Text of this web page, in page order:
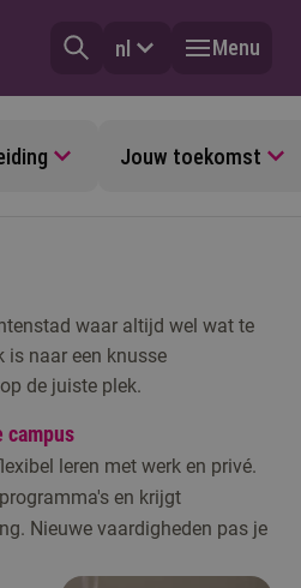
nl Menu
Jouw toekomst
waar altijd wel wat te
is naar een knusse
de juiste plek.
campus
leren met werk en privé.
en krijgt
Nieuwe vaardigheden pas je